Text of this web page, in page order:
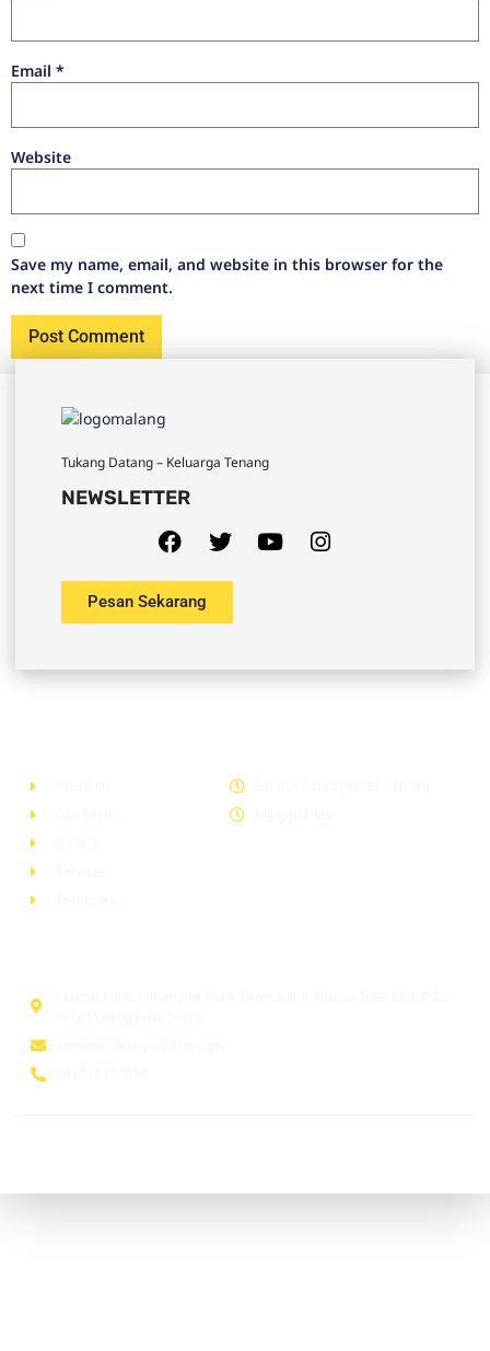
Email *
Website
Save my name, email, and website in this browser for the
next time I comment.
Tukang Datang – Keluarga Tenang
NEWSLETTER
Pesan Sekarang